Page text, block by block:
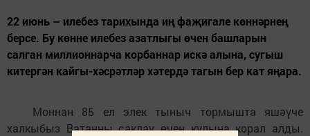
22 июнь – илебез тарихында иң фаҗигале көннәрнең
берсе. Бу көнне илебез азатлыгы өчен башларын
салган миллионнарча корбаннар искә алына, сугыш
китергән кайгы-хәсрәтләр хәтердә тагын бер кат яңара.
Моннан 85 ел элек тыныч тормышта яшәүче
халкыбыз Ватанны саклау өчен кулына корал алды.